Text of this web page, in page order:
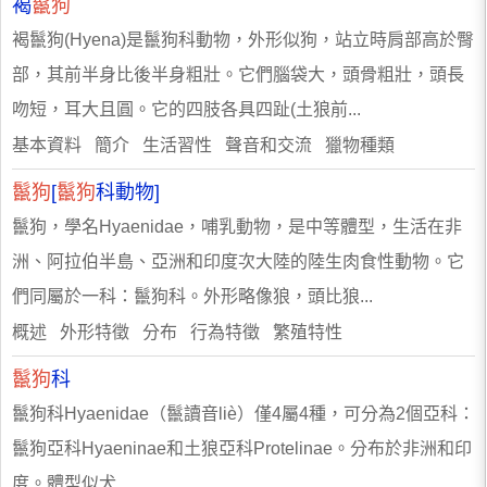
褐鬣狗
褐鬣狗(Hyena)是鬣狗科動物，外形似狗，站立時肩部高於臀
部，其前半身比後半身粗壯。它們腦袋大，頭骨粗壯，頭長
吻短，耳大且圓。它的四肢各具四趾(土狼前...
基本資料 簡介 生活習性 聲音和交流 獵物種類
鬣狗[鬣狗科動物]
鬣狗，學名Hyaenidae，哺乳動物，是中等體型，生活在非
洲、阿拉伯半島、亞洲和印度次大陸的陸生肉食性動物。它
們同屬於一科：鬣狗科。外形略像狼，頭比狼...
概述 外形特徵 分布 行為特徵 繁殖特性
鬣狗科
鬣狗科Hyaenidae（鬣讀音liè）僅4屬4種，可分為2個亞科：
鬣狗亞科Hyaeninae和土狼亞科Protelinae。分布於非洲和印
度。體型似犬...